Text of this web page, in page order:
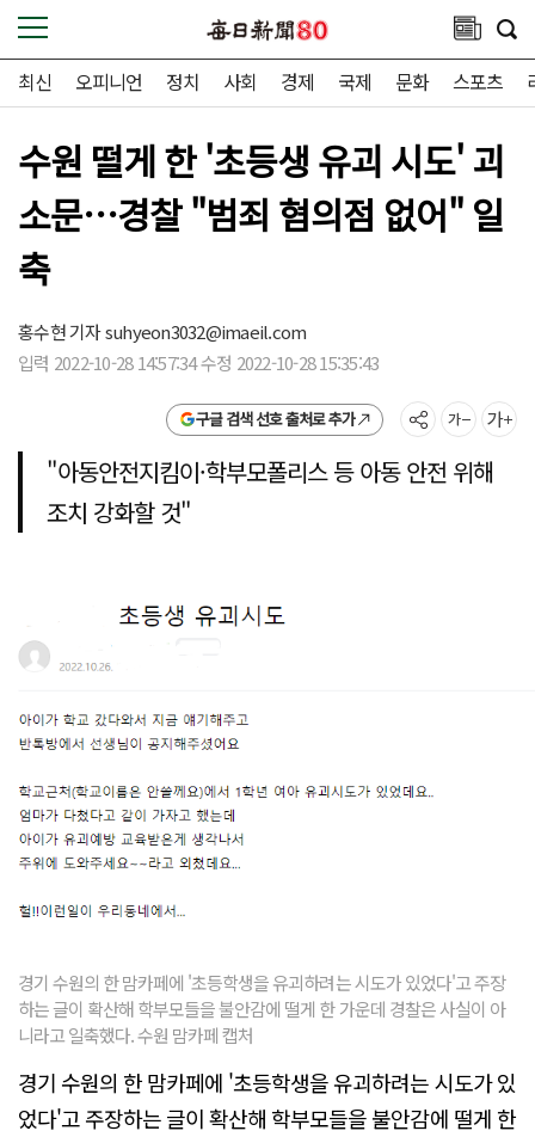
최신 오피니언 정치 사회 경제 국제 문화 스포츠
수원 떨게 한 '초등생 유괴 시도' 괴
소문…경찰 "범죄 혐의점 없어" 일
축
홍수현 기자suhyeon3032@imaeil.com
입력 2022-10-28 14:57:34 수정 2022-10-28 15:35:43
구글 검색 선호 출처로 추가
"아동안전지킴이·학부모폴리스 등 아동 안전 위해
조치 강화할 것"
경기 수원의 한 맘카페에 '초등학생을 유괴하려는 시도가 있었다'고 주장
하는 글이 확산해 학부모들을 불안감에 떨게 한 가운데 경찰은 사실이 아
니라고 일축했다. 수원 맘카페 캡처
경기 수원의 한 맘카페에 '초등학생을 유괴하려는 시도가 있
었다'고 주장하는 글이 확산해 학부모들을 불안감에 떨게 한